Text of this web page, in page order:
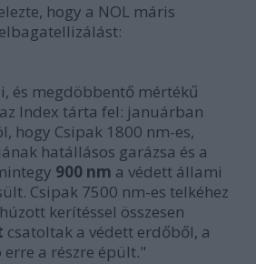
hogy a NOL máris
és megdöbbentő mértékű
Index tárta fel: januárban
hogy Csipak 1800 nm-es,
hatállásos garázsa és a
900 nm a védett állami
Csipak 7500 nm-es telkéhez
kerítéssel összesen
csatoltak a védett erdőből, a
a részre épült."